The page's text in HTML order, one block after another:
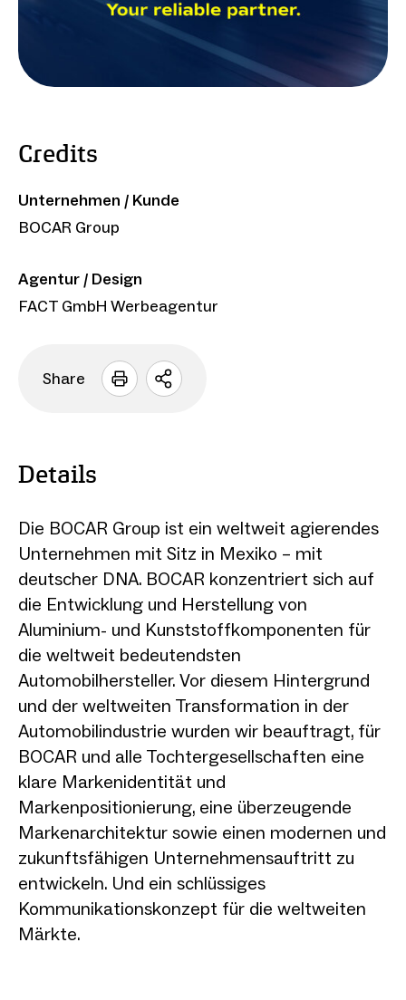
Credits
Unternehmen / Kunde
BOCAR Group
Agentur / Design
FACT GmbH Werbeagentur
Share
Sharing
Details
Die BOCAR Group ist ein weltweit agierendes
Unternehmen mit Sitz in Mexiko – mit
deutscher DNA. BOCAR konzentriert sich auf
die Entwicklung und Herstellung von
Aluminium- und Kunststoffkomponenten für
die weltweit bedeutendsten
Automobilhersteller. Vor diesem Hintergrund
und der weltweiten Transformation in der
Automobilindustrie wurden wir beauftragt, für
BOCAR und alle Tochtergesellschaften eine
klare Markenidentität und
Markenpositionierung, eine überzeugende
Markenarchitektur sowie einen modernen und
zukunftsfähigen Unternehmensauftritt zu
entwickeln. Und ein schlüssiges
Kommunikationskonzept für die weltweiten
Märkte.